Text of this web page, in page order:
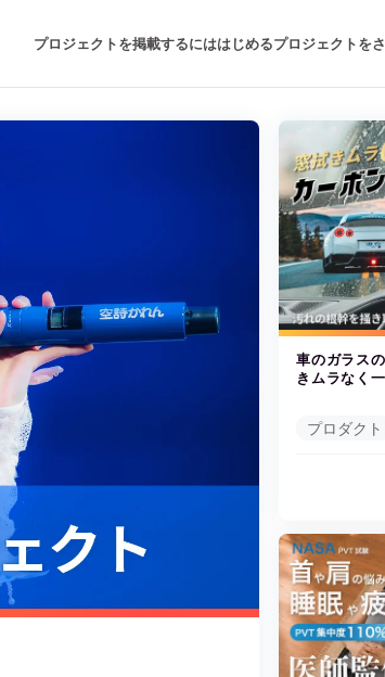
プロジェクトを掲載するにははじめるプロジェクトを
募集終了が近いプ
舞台・パフ
ゲーム・サービス開発 フード・飲
書籍・雑誌出版 アニメ・漫画
チャレンジ
CAMPFIRE for Social Good
CAMPFIRE
CAMPFIREふるさと納税machi-yaコミュニティ
車のガラス
きムラなく
プロダクト